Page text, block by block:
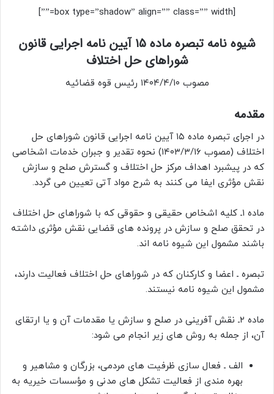
[box type=”shadow” align=”” class=”” width=””]
شیوه نامه تبصره ماده ۱۵ آیین نامه اجرایی قانون
شوراهای حل اختلاف
مصوب ۱۴۰۴/۴/۱۰ رئیس قوه قضائیه
مقدمه
در اجرای تبصره ماده ۱۵ آیین نامه اجرایی قانون شوراهای حل
اختلاف (مصوب ۱۴۰۳/۳/۱۶) نحوه تقدیر و جبران خدمات اشخاصی
که در پیشبرد اهداف مرکز حل اختلاف و گسترش صلح و سازش
نقش مؤثری ایفا می کنند به شرح مواد آتی تعیین می گردد.
ماده ۱ـ کلیه اشخاص حقیقی و حقوقی که با شوراهای حل اختلاف
در تحقق صلح و سازش در پرونده های قضایی نقش مؤثری داشته
باشند مشمول این شیوه نامه اند.
تبصره ـ اعضا و کارکنان که در شوراهای حل اختلاف فعالیت دارند،
مشمول این شیوه نامه نیستند.
ماده ۲ـ نقش آفرینی در صلح و سازش یا مقدمات آن و یا ارتقای
آن، از جمله به روش های زیر انجام می شود:
الف ـ فعال سازی ظرفیت های مردمی، بزرگان و مشاهیر و
بهره مندی از فعالیت تشکل های مدنی و مؤسسات خیریه به